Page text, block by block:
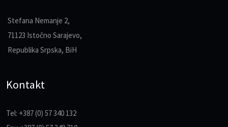
Stefana Nemanje 2,
71123 Istočno Sarajevo,
Republika Srpska, BiH
Kontakt
Tel: +387 (0) 57 340 132